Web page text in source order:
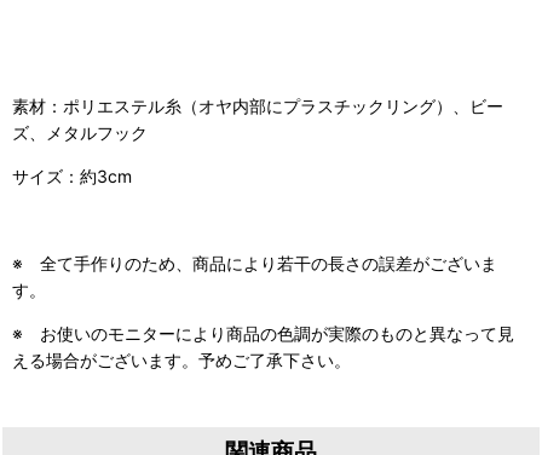
素材：ポリエステル糸（オヤ内部にプラスチックリング）、ビー
ズ、メタルフック
サイズ：約3cm
※ 全て手作りのため、商品により若干の長さの誤差がございま
す。
※ お使いのモニターにより商品の色調が実際のものと異なって見
える場合がございます。予めご了承下さい。